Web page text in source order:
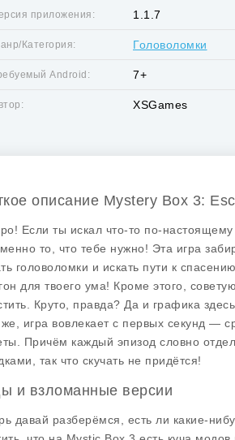
приложения: 1.1.7
Категория: Головоломки
Android: 7+
XSGames
описание Mystery Box 3:
Если ты искал что-то по-
то, что тебе нужно! Эта игра
головоломки и искать пути к
для твоего ума! Кроме этого, советую
Круто, правда? Да и графика
игра вовлекает с первых секунд —
Причём каждый эпизод словно
так что скучать не придётся!
и взломанные версии
давай разберёмся, есть ли какие-